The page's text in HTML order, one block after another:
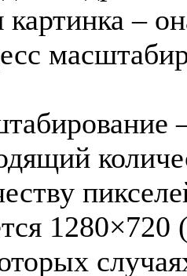
картинка –